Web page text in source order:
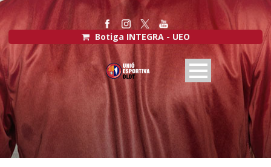
Botiga INTEGRA - UEO